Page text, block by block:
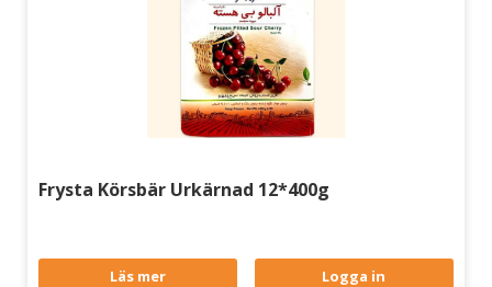
Frysta Körsbär Urkärnad 12*400g
Läs mer Logga in